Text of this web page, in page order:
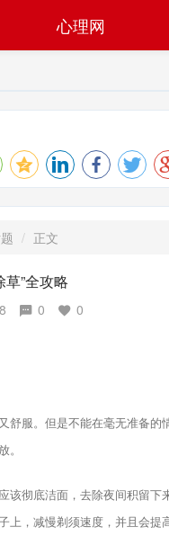
心理网
正文
草”全攻略
0 0
服。但是不能在毫无准备的
彻底洁面，去除夜间积留下来
上，减慢剃须速度，并且会提